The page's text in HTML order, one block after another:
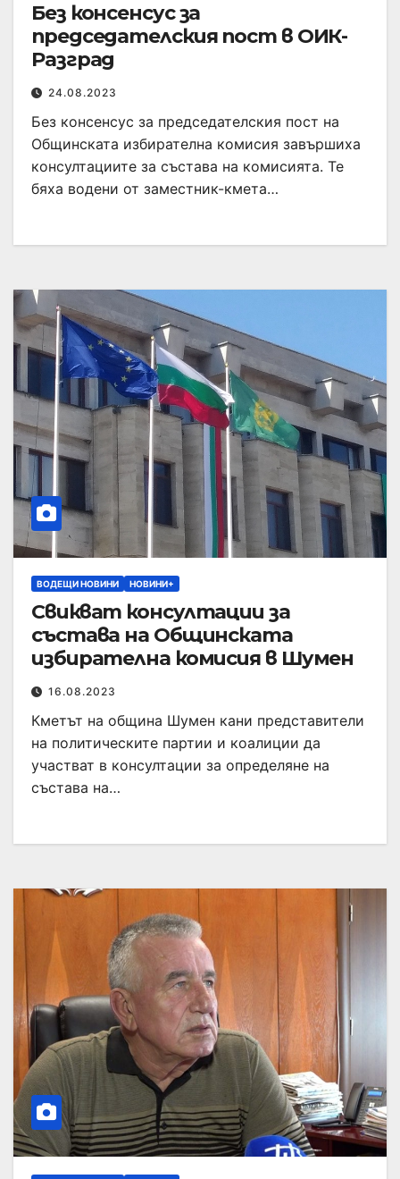
Без консенсус за
председателския пост в ОИК-
Разград
24.08.2023
Без консенсус за председателския пост на
Общинската избирателна комисия завършиха
консултациите за състава на комисията. Те
бяха водени от заместник-кмета…
ВОДЕЩИ НОВИНИ НОВИНИ+
Свикват консултации за
състава на Общинската
избирателна комисия в Шумен
16.08.2023
Кметът на община Шумен кани представители
на политическите партии и коалиции да
участват в консултации за определяне на
състава на…